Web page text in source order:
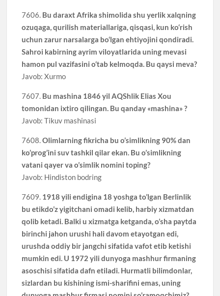
7606. Bu daraxt Afrika shimolida shu yerlik xalqning
ozuqaga, qurilish materiallariga, qisqasi, kun ko‘rish
uchun zarur narsalarga bo‘lgan ehtiyojini qondiradi.
Sahroi kabirning ayrim viloyatlarida uning mevasi
hamon pul vazifasini o‘tab kelmoqda. Bu qaysi meva?
Javob: Xurmo
7607. Bu mashina 1846 yil AQShlik Elias Xou
tomonidan ixtiro qilingan. Bu qanday «mashina» ?
Javob: Tikuv mashinasi
7608.Olimlarning fikricha bu o’simlikning 90% dan
ko’prog’ini suv tashkil qilar ekan. Bu o’simlikning
vatani qayer va o’simlik nomini toping?
Javob: Hindiston bodring
7609. 1918 yili endigina 18 yoshga to’lgan Berlinlik
bu etikdo’z yigitchani omadi kelib, harbiy xizmatdan
qolib ketadi. Balki u xizmatga ketganda, o’sha paytda
birinchi jahon urushi hali davom etayotgan edi,
urushda oddiy bir jangchi sifatida vafot etib ketishi
mumkin edi. U 1972 yili dunyoga mashhur firmaning
asoschisi sifatida dafn etiladi. Hurmatli bilimdonlar,
sizlardan bu kishining ismi-sharifini emas, uning